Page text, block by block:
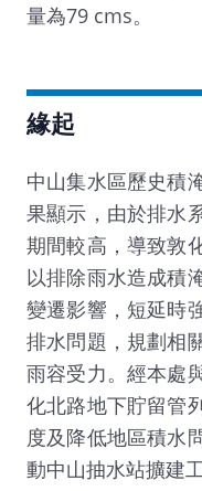
量為79 cms。
緣起
中山集水區歷史積
果顯示，由於排水
期間較高，導致敦
以排除雨水造成積
變遷影響，短延時
排水問題，規劃相
雨容受力。經本處
化北路地下貯留管
度及降低地區積水
動中山抽水站擴建工